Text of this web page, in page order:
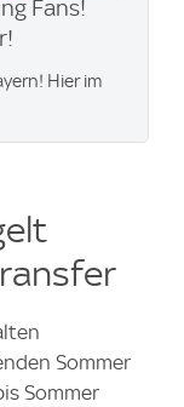
Fans!
Hier im
Sommer
Sommer